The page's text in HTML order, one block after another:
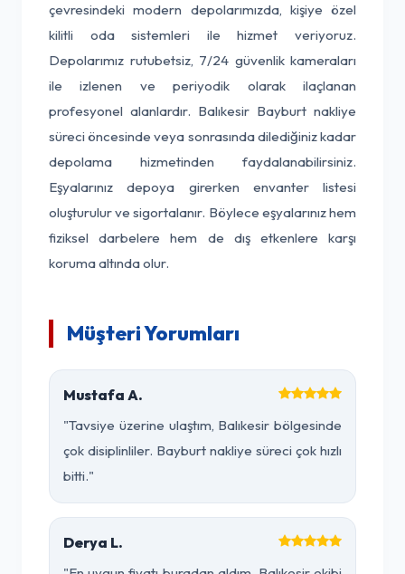
çevresindeki modern depolarımızda, kişiye özel
kilitli oda sistemleri ile hizmet veriyoruz.
Depolarımız rutubetsiz, 7/24 güvenlik kameraları
ile izlenen ve periyodik olarak ilaçlanan
profesyonel alanlardır. Balıkesir Bayburt nakliye
süreci öncesinde veya sonrasında dilediğiniz kadar
depolama hizmetinden faydalanabilirsiniz.
Eşyalarınız depoya girerken envanter listesi
oluşturulur ve sigortalanır. Böylece eşyalarınız hem
fiziksel darbelere hem de dış etkenlere karşı
koruma altında olur.
Müşteri Yorumları
Mustafa A.
"Tavsiye üzerine ulaştım, Balıkesir bölgesinde
çok disiplinliler. Bayburt nakliye süreci çok hızlı
bitti."
Derya L.